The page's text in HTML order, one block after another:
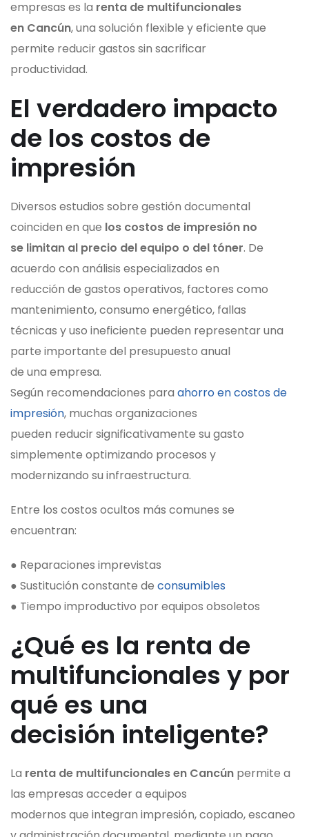
empresas es la renta de multifuncionales
en Cancún, una solución flexible y eficiente que
permite reducir gastos sin sacrificar
productividad.
El verdadero impacto
de los costos de
impresión
Diversos estudios sobre gestión documental
coinciden en que los costos de impresión no
se limitan al precio del equipo o del tóner. De
acuerdo con análisis especializados en
reducción de gastos operativos, factores como
mantenimiento, consumo energético, fallas
técnicas y uso ineficiente pueden representar una
parte importante del presupuesto anual
de una empresa.
Según recomendaciones para ahorro en costos de
impresión, muchas organizaciones
pueden reducir significativamente su gasto
simplemente optimizando procesos y
modernizando su infraestructura.
Entre los costos ocultos más comunes se
encuentran:
● Reparaciones imprevistas
● Sustitución constante de consumibles
● Tiempo improductivo por equipos obsoletos
¿Qué es la renta de
multifuncionales y por
qué es una
decisión inteligente?
La renta de multifuncionales en Cancún permite a
las empresas acceder a equipos
modernos que integran impresión, copiado, escaneo